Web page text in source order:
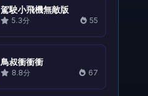
駕駛小飛機無敵版
5.3分 55
鳥叔衝衝衝
8.8分 67